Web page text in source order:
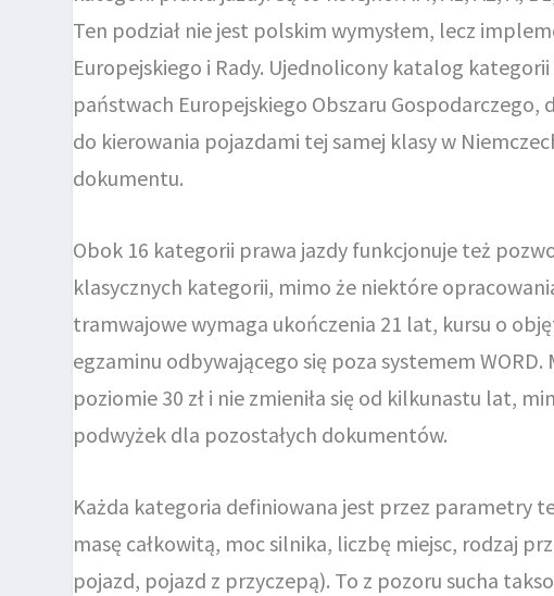
Ten podział nie jest polskim wymysłem, lecz
Europejskiego i Rady. Ujednolicony katalog
państwach Europejskiego Obszaru Gospodarczego,
do kierowania pojazdami tej samej klasy w
dokumentu.
Obok 16 kategorii prawa jazdy funkcjonuje też
klasycznych kategorii, mimo że niektóre
tramwajowe wymaga ukończenia 21 lat, kursu o
egzaminu odbywającego się poza systemem
poziomie 30 zł i nie zmieniła się od kilkunastu lat,
podwyżek dla pozostałych dokumentów.
Każda kategoria definiowana jest przez parametry
masę całkowitą, moc silnika, liczbę miejsc, rodzaj
pojazd, pojazd z przyczepą). To z pozoru sucha